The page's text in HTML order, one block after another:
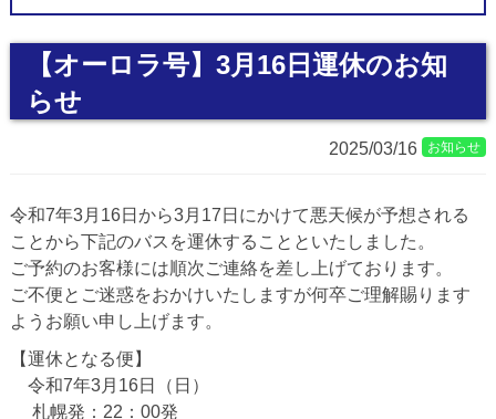
【オーロラ号】3月16日運休のお知
らせ
2025/03/16 お知らせ
令和7年3月16日から3月17日にかけて悪天候が予想される
ことから下記のバスを運休することといたしました。
ご予約のお客様には順次ご連絡を差し上げております。
ご不便とご迷惑をおかけいたしますが何卒ご理解賜ります
ようお願い申し上げます。
【運休となる便】
令和7年3月16日（日）
札幌発：22：00発